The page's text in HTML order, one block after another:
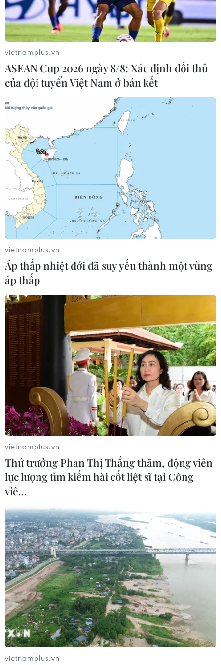
EU nhất trí áp thuế toàn cầu 15% với các
tập đoàn đa quốc gia
16/12/2022 07:24
EU đã thực hiện bước đi quan trọng hướng tới công
bằng thuế và công bằng xã hội và việc áp mức thuế tối
thiểu đóng vai trò then chốt trong việc giải quyết các
thách thức của kinh tế toàn cầu.
Cựu Giám đốc tài chính của Trump
Organization bị phạt 5 tháng tù
11/01/2023 08:13
Ông Weisselberg đã lợi dụng cương vị của mình để đổi
lấy nhiều lợi ích như 1 căn hộ miễn phí thuê tại
Manhattan, ôtô hạng sang cho 2 vợ chồng và học phí
trường tư cho các cháu mà không trả thuế.
Châu Âu điều tra mạng lưới trốn lậu thuế
tại sân bay Liège
vietnamplus.vn
ASEAN Cup 2026 ngày 8/8: Xác định đối thủ
của đội tuyển Việt Nam ở bán kết
vietnamplus.vn
Áp thấp nhiệt đới đã suy yếu thành một vùng
áp thấp
vietnamplus.vn
Thứ trưởng Phan Thị Thắng thăm, động viên
lực lượng tìm kiếm hài cốt liệt sĩ tại Công
viê…
vietnamplus.vn